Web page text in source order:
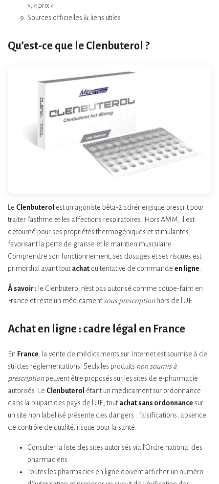
», « prix »
Sources officielles & liens utiles
Qu’est-ce que le Clenbuterol ?
Le Clenbuterol est un agoniste bêta-2 adrénergique prescrit pour
traiter l’asthme et les affections respiratoires. Hors AMM, il est
détourné pour ses propriétés thermogéniques et stimulantes,
favorisant la perte de graisse et le maintien musculaire.
Comprendre son fonctionnement, ses dosages et ses risques est
primordial avant toutachat ou tentative de commande en ligne.
À savoir : le Clenbuterol n’est pas autorisé comme coupe-faim en
France et reste un médicamentsous prescriptionhors de l’UE.
Achat en ligne : cadre légal en France
En France, la vente de médicaments sur Internet est soumise à de
strictes réglementations. Seuls les produits non soumis à
prescriptionpeuvent être proposés sur les sites de e-pharmacie
autorisés. Le Clenbuterol étant un médicament sur ordonnance
dans la plupart des pays de l’UE, toutachat sans ordonnance sur
un site non labellisé présente des dangers : falsifications, absence
de contrôle de qualité, risque pour la santé.
Consulter la liste des sites autorisés via l’Ordre national des
pharmaciens.
Toutes les pharmacies en ligne doivent afficher un numéro